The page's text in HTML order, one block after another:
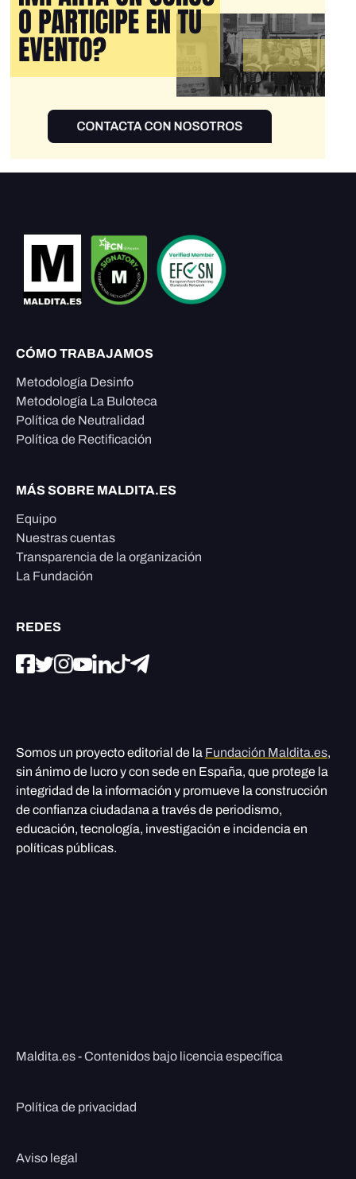
CÓMO TRABAJAMOS
Metodología Desinfo
Metodología La Buloteca
Política de Neutralidad
Política de Rectificación
MÁS SOBRE MALDITA.ES
Equipo
Nuestras cuentas
Transparencia de la organización
La Fundación
REDES
Somos un proyecto editorial de la Fundación Maldita.es,
sin ánimo de lucro y con sede en España, que protege la
integridad de la información y promueve la construcción
de confianza ciudadana a través de periodismo,
educación, tecnología, investigación e incidencia en
políticas públicas.
Maldita.es - Contenidos bajo licencia específica
Política de privacidad
Aviso legal